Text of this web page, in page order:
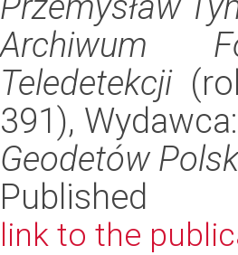
Archiwum
Teledetekcji
391),
Geodetów
Published
link to the